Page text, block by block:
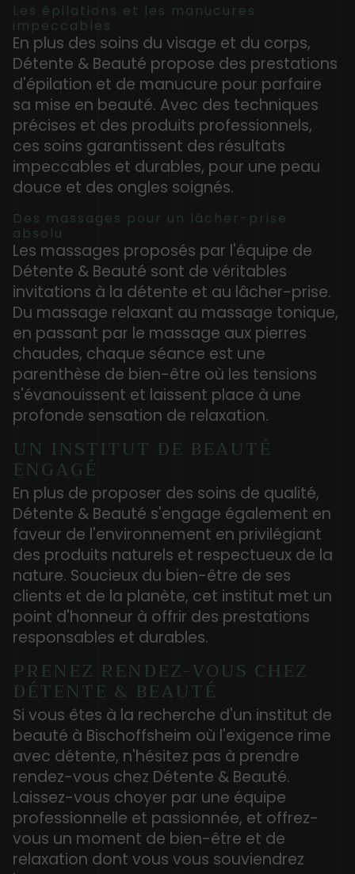
Les épilations et les manucures
impeccables
En plus des soins du visage et du corps,
Détente & Beauté propose des prestations
d'épilation et de manucure pour parfaire
sa mise en beauté. Avec des techniques
précises et des produits professionnels,
ces soins garantissent des résultats
impeccables et durables, pour une peau
douce et des ongles soignés.
Des massages pour un lâcher-prise
absolu
Les massages proposés par l'équipe de
Détente & Beauté sont de véritables
invitations à la détente et au lâcher-prise.
Du massage relaxant au massage tonique,
en passant par le massage aux pierres
chaudes, chaque séance est une
parenthèse de bien-être où les tensions
s'évanouissent et laissent place à une
profonde sensation de relaxation.
UN INSTITUT DE BEAUTÉ
ENGAGÉ
En plus de proposer des soins de qualité,
Détente & Beauté s'engage également en
faveur de l'environnement en privilégiant
des produits naturels et respectueux de la
nature. Soucieux du bien-être de ses
clients et de la planète, cet institut met un
point d'honneur à offrir des prestations
responsables et durables.
PRENEZ RENDEZ-VOUS CHEZ
DÉTENTE & BEAUTÉ
Si vous êtes à la recherche d'un institut de
beauté à Bischoffsheim où l'exigence rime
avec détente, n'hésitez pas à prendre
rendez-vous chez Détente & Beauté.
Laissez-vous choyer par une équipe
professionnelle et passionnée, et offrez-
vous un moment de bien-être et de
relaxation dont vous vous souviendrez